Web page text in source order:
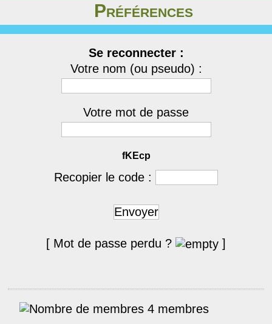
Préférences
Se reconnecter :
Votre nom (ou pseudo) :
Votre mot de passe
fKEcp
Recopier le code :
Envoyer
[ Mot de passe perdu ? ]
4 membres